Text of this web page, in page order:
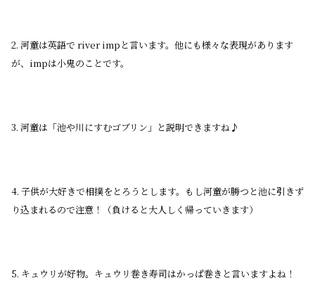
2. 河童は英語で river impと言います。他にも様々な表現があります
が、impは小鬼のことです。
3. 河童は「池や川にすむゴブリン」と説明できますね♪
4. 子供が大好きで相撲をとろうとします。もし河童が勝つと池に引きず
り込まれるので注意！（負けると大人しく帰っていきます）
5. キュウリが好物。キュウリ巻き寿司はかっぱ巻きと言いますよね！